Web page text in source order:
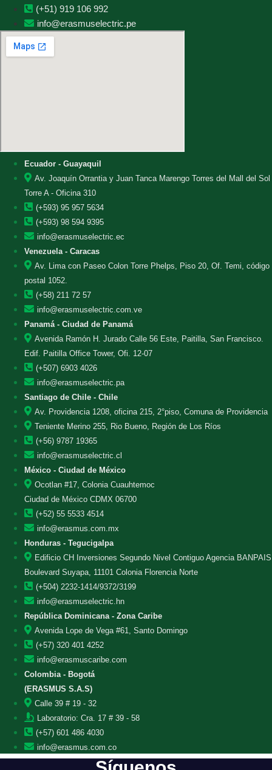
(+51) 919 106 992
info@erasmuselectric.pe
Ecuador - Guayaquil
Av. Joaquín Orrantia y Juan Tanca Marengo Torres del Mall del Sol
Torre A - Oficina 310
(+593) 95 957 5634
(+593) 98 594 9395
info@erasmuselectric.ec
Venezuela - Caracas
Av. Lima con Paseo Colon Torre Phelps, Piso 20, Of. Temi, código
postal 1052.
(+58) 211 72 57
info@erasmuselectric.com.ve
Panamá - Ciudad de Panamá
Avenida Ramón H. Jurado Calle 56 Este, Paitilla, San Francisco.
Edif. Paitilla Office Tower, Ofi. 12-07
(+507) 6903 4026
info@erasmuselectric.pa
Santiago de Chile - Chile
Av. Providencia 1208, oficina 215, 2°piso, Comuna de Providencia
Teniente Merino 255, Rio Bueno, Región de Los Ríos
(+56) 9787 19365
info@erasmuselectric.cl
México - Ciudad de México
Ocotlan #17, Colonia Cuauhtemoc
Ciudad de México CDMX 06700
(+52) 55 5533 4514
info@erasmus.com.mx
Honduras - Tegucigalpa
Edificio CH Inversiones Segundo Nivel Contiguo Agencia BANPAIS
Boulevard Suyapa, 11101 Colonia Florencia Norte
(+504) 2232-1414/9372/3199
info@erasmuselectric.hn
República Dominicana - Zona Caribe
Avenida Lope de Vega #61, Santo Domingo
(+57) 320 401 4252
info@erasmuscaribe.com
Colombia - Bogotá
(ERASMUS S.A.S)
Calle 39 # 19 - 32
Laboratorio: Cra. 17 # 39 - 58
(+57) 601 486 4030
info@erasmus.com.co